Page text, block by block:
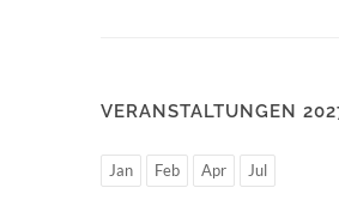
VERANSTALTUNGEN
Jan Feb Apr Jul